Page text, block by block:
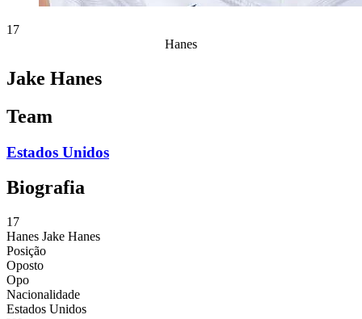
17
Hanes
Jake Hanes
Team
Estados Unidos
Biografia
17
Hanes Jake Hanes
Posição
Oposto
Opo
Nacionalidade
Estados Unidos